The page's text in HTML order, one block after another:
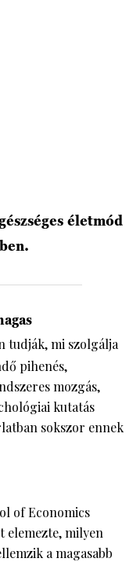
életmód
tudják, mi szolgálja
pihenés,
mozgás,
kutatás
sokszor ennek
of Economics
elemezte, milyen
a magasabb